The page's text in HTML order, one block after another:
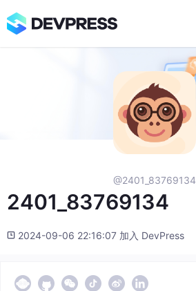
@2401_83769134
2401_83769134
2024-09-06 22:16:07 加入 DevPress